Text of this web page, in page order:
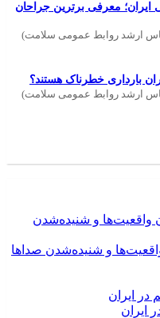
ایران؛ معرفی برترین جراحان
ارشد روابط عمومی سلامت)
بارداری خطرناک هستند؟
ارشد روابط عمومی سلامت)
و شنیده‌شدن صداها
ایران